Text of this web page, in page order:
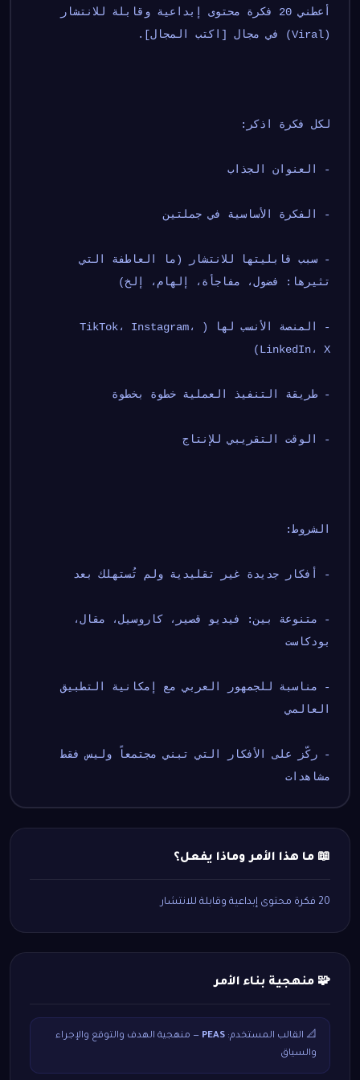
(Viral) في مجال [اكتب المجال].
لكل فكرة اذكر:
- العنوان الجذاب
- الفكرة الأساسية في جملتين
- سبب قابليتها للانتشار (ما العاطفة التي
تثيرها: فضول، مفاجأة، إلهام، إلخ)
- المنصة الأنسب لها (TikTok، Instagram،
LinkedIn، X)
- طريقة التنفيذ العملية خطوة بخطوة
- الوقت التقريبي للإنتاج
الشروط:
- أفكار جديدة غير تقليدية ولم تُستهلك بعد
بودكاست
العالمي
مشاهدات
📖 ما هذا الأمر وماذا يفعل؟
20 فكرة محتوى إبداعية وقابلة للانتشار
🧩 منهجية بناء الأمر
📐 القالب المستخدم: PEAS — منهجية الهدف والتوقع والإجراء
والسياق